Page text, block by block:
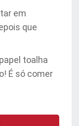
em
que
toalha
É só comer